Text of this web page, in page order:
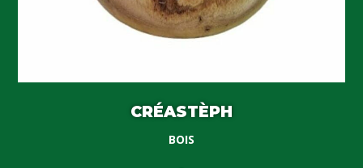
CRÉASTÈPH
BOIS